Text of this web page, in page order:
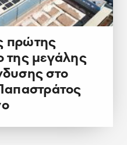
πρώτης
μεγάλης
στο